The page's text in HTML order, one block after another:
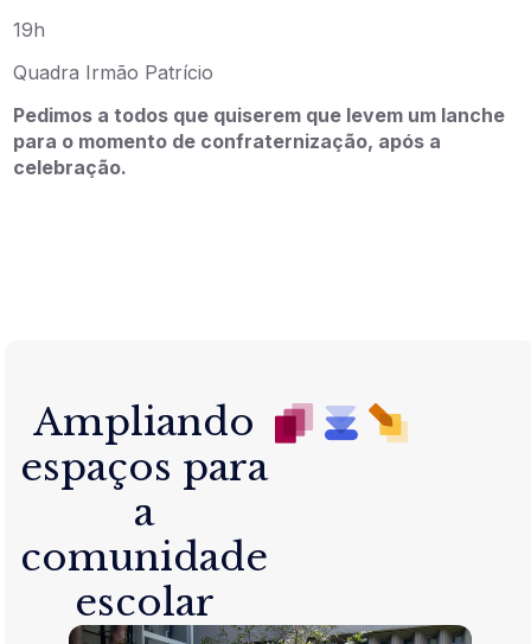
19h
Quadra Irmão Patrício
Pedimos a todos que quiserem que levem um lanche
para o momento de confraternização, após a
celebração.
Ampliando
espaços para
a
comunidade
escolar